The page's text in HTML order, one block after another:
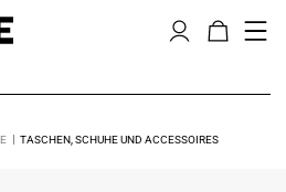
TASCHEN, SCHUHE UND ACCESSOIRES